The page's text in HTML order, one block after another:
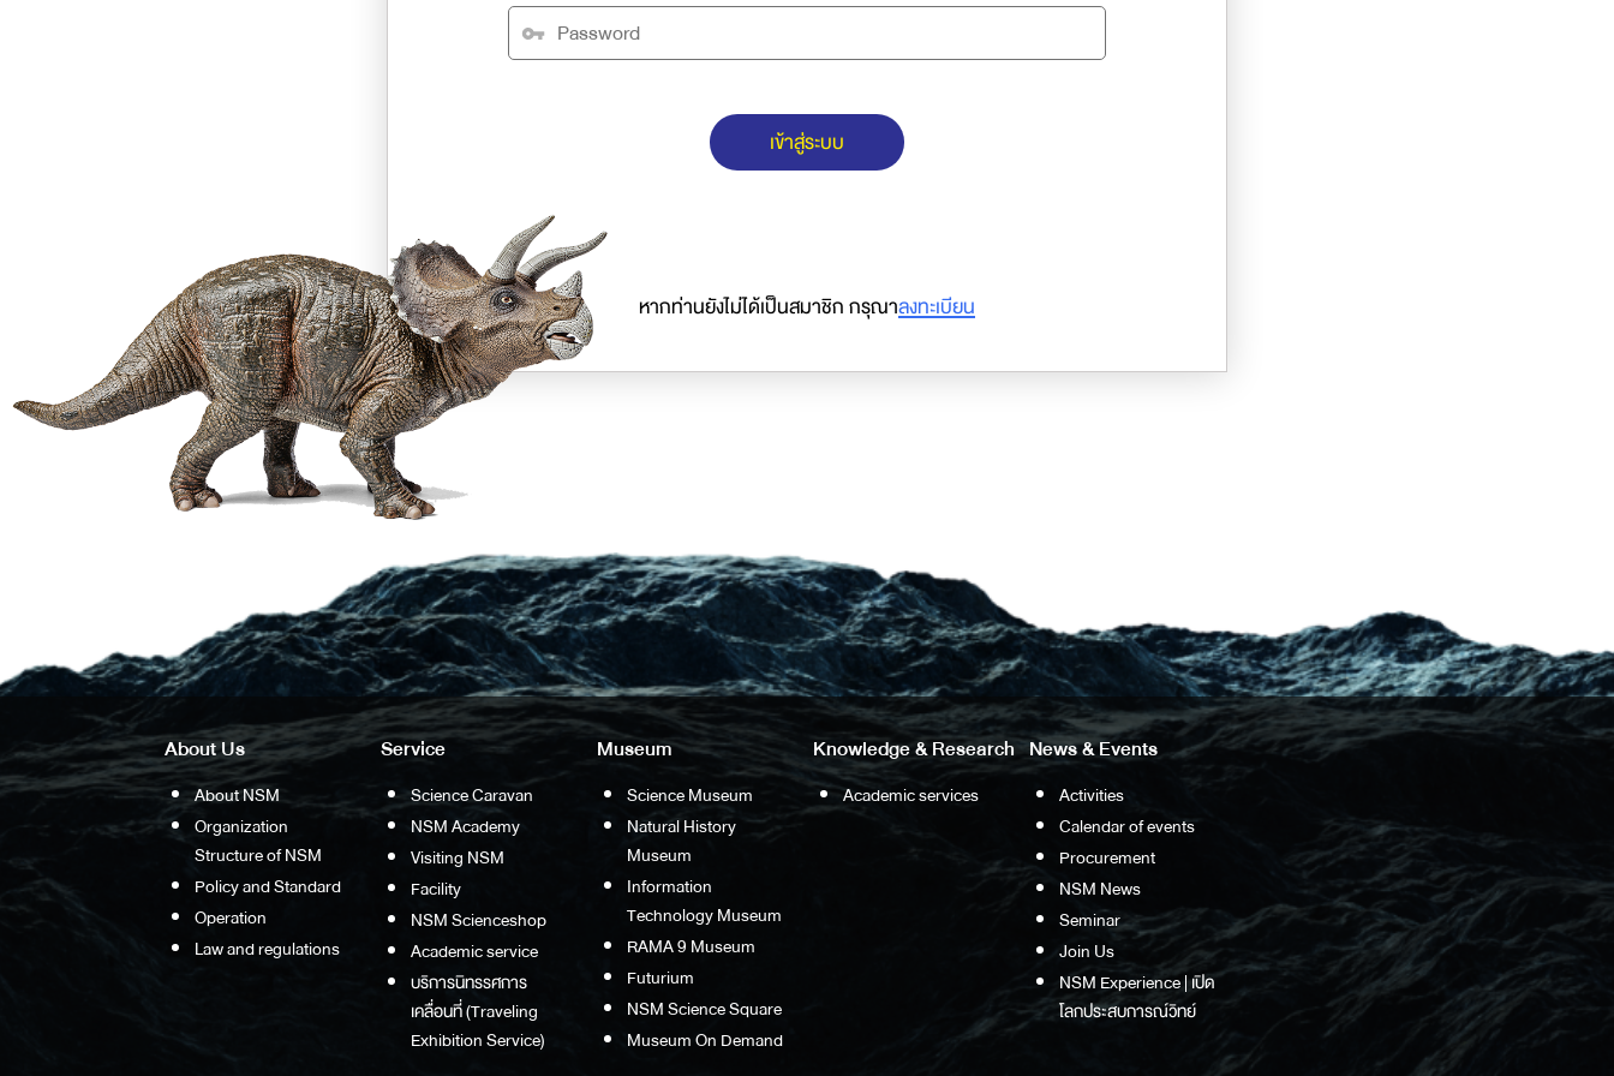
เข้าสู่ระบบ
หากท่านยังไม่ได้เป็นสมาชิก กรุณาลงทะเบียน
About Us
About NSM
Organization
Structure of NSM
Policy and Standard
Operation
Law and regulations
Service
Science Caravan
NSM Academy
Visiting NSM
Facility
NSM Scienceshop
Academic service
บริการนิทรรศการ
เคลื่อนที่ (Traveling
Exhibition Service)
Museum
Science Museum
Natural History
Museum
Information
Technology Museum
RAMA 9 Museum
Futurium
NSM Science Square
Museum On Demand
Knowledge & Research
Academic services
News & Events
Activities
Calendar of events
Procurement
NSM News
Seminar
Join Us
NSM Experience | เปิด
โลกประสบการณ์วิทย์